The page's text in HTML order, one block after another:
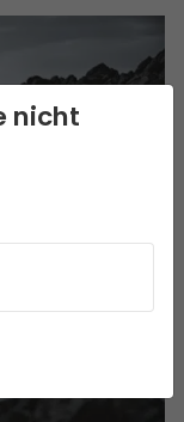
nicht